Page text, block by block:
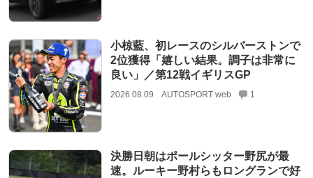
小椋藍、初レースのシルバーストンで
2位獲得「嬉しい結果。調子は非常に
良い」／第12戦イギリスGP
2026.08.09 AUTOSPORT web 1
決勝日朝はポールシッター野尻が最
速。ルーキー野村らもロングランで好